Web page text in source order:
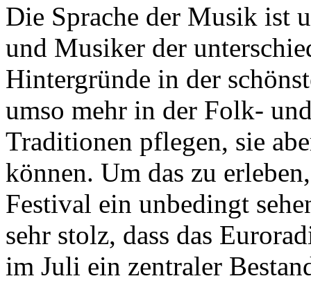
Die Sprache der Musik ist
und Musiker der
Hintergründe in der
umso mehr in der Folk-
Traditionen pflegen, sie
können. Um das zu
Festival ein unbedingt
sehr stolz, dass das
im Juli ein zentraler